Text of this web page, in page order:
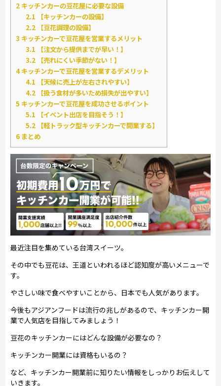
2 キッチンカーの豆花屋に必要な設備
2.1 【キッチンカーの設備】
2.2 【豆花調理の設備】
3 キッチンカーで豆花屋を営業するメリット
3.1 【注文から提供までが早い！】
3.2 【売れにくい季節がない！】
4キッチンカーで豆花屋を営業するデメリット
4.1 【天候に売上が左右されやすい】
4.2 【扱う食材が多いため損失が出やすい】
5 キッチンカーで豆花屋を成功させるポイント
5.1 【イベント出店を目指そう！】
5.2 【軽トラック型キッチンカーで開業する】
6 まとめ
最近注目を集めている台湾スイーツ。
その中でも豆花は、王道といわれるほど認知度が高いメニューで
す。
やさしい味で食べやすいことから、日本でも人気があります。
今後もアジアンフードは流行の兆しがあるので、キッチンカー開
業で人気店を目指してみましょう！
豆花のキッチンカーにはどんな設備が必要なの？
キッチンカー開業には資格もいるの？
など、キッチンカー開業前に知りたい情報をしっかりお伝えして
いきます。